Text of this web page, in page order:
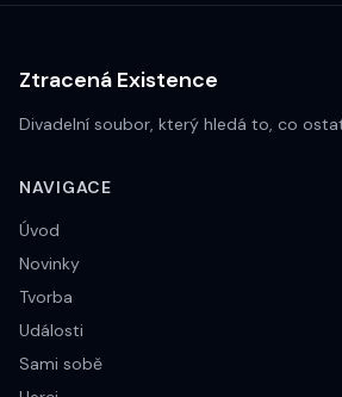
Ztracená Existence
Divadelní soubor, který hledá to, co
NAVIGACE
Úvod
Novinky
Tvorba
Události
Sami sobě